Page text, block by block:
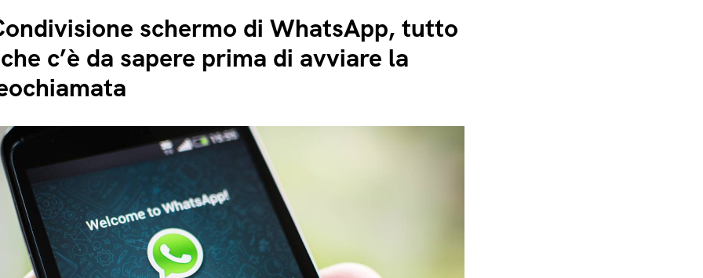
schermo di WhatsApp, tutto
c’è da sapere prima di avviare la